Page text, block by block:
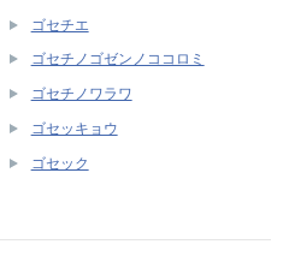
ゴセチエ
ゴセチノゴゼンノココロミ
ゴセチノワラワ
ゴセッキョウ
ゴセック